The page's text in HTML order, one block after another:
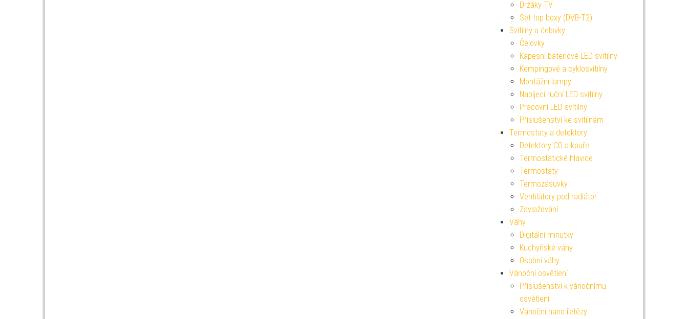
Držáky TV
Set top boxy (DVB-T2)
Svítilny a čelovky
Čelovky
Kapesní bateriové LED svítilny
Kempingové a cyklosvítilny
Montážní lampy
Nabíjecí ruční LED svítilny
Pracovní LED svítilny
Příslušenství ke svítilnám
Termostaty a detektory
Detektory CO a kouře
Termostatické hlavice
Termostaty
Termozásuvky
Ventilátory pod radiátor
Zavlažování
Váhy
Digitální minutky
Kuchyňské váhy
Osobní váhy
Vánoční osvětlení
Příslušenství k vánočnímu
osvětlení
Vánoční nano řetězy